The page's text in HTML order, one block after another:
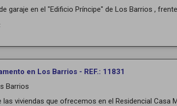
garaje en el "Edificio Príncipe" de Los Barrios ,
en Los Barrios - REF.: 11831
Barrios
las viviendas que ofrecemos en el Residencial Casa